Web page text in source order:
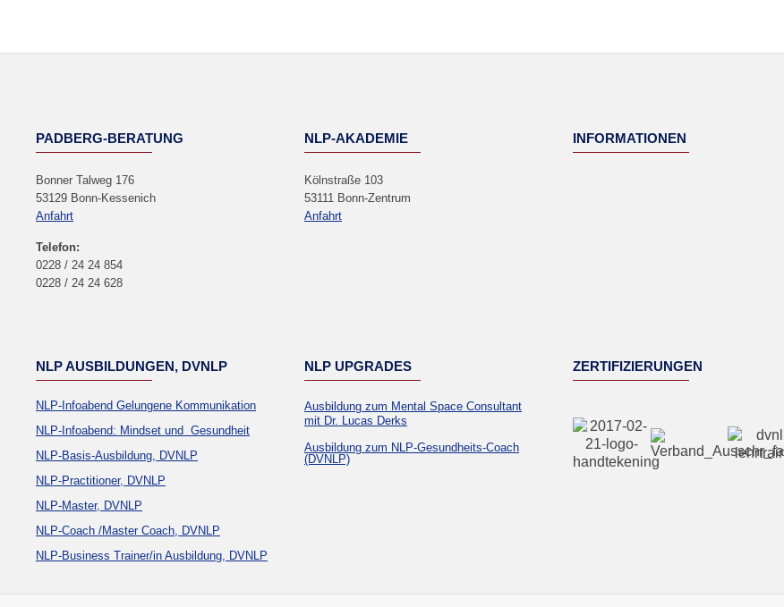
PADBERG-BERATUNG
Bonner Talweg 176
53129 Bonn-Kessenich
Anfahrt
Telefon:
0228 / 24 24 854
0228 / 24 24 628
NLP-AKADEMIE
Kölnstraße 103
53111 Bonn-Zentrum
Anfahrt
INFORMATIONEN
NLP AUSBILDUNGEN, DVNLP
NLP-Infoabend Gelungene Kommunikation
NLP-Infoabend: Mindset und Gesundheit
NLP-Basis-Ausbildung, DVNLP
NLP-Practitioner, DVNLP
NLP-Master, DVNLP
NLP-Coach /Master Coach, DVNLP
NLP-Business Trainer/in Ausbildung, DVNLP
NLP UPGRADES
Ausbildung zum Mental Space Consultant
mit Dr. Lucas Derks
Ausbildung zum NLP-Gesundheits-Coach
(DVNLP)
ZERTIFIZIERUNGEN